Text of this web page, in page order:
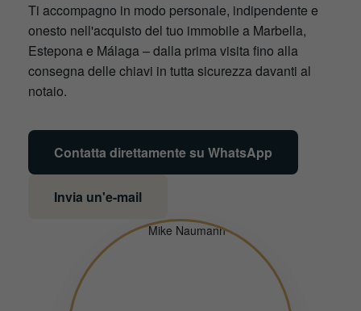
Ti accompagno in modo personale, indipendente e
onesto nell'acquisto del tuo immobile a Marbella,
Estepona e Málaga – dalla prima visita fino alla
consegna delle chiavi in tutta sicurezza davanti al
notaio.
Contatta direttamente su WhatsApp
Invia un'e-mail